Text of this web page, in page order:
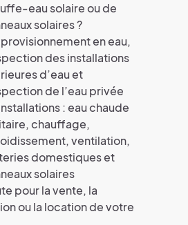
eau solaire ou de
solaires ?
en eau,
des installations
d’eau et
de l’eau privée
: eau chaude
chauffage,
ventilation,
domestiques et
solaires
pour la vente, la
ou la location de votre